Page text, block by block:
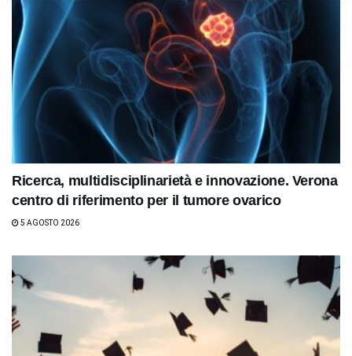
Ricerca, multidisciplinarietà e innovazione. Verona
centro di riferimento per il tumore ovarico
5 AGOSTO 2026